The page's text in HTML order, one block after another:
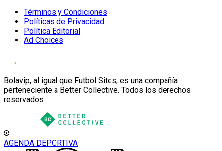
Términos y Condiciones
Políticas de Privacidad
Política Editorial
Ad Choices
Bolavip, al igual que Futbol Sites, es una compañía
perteneciente a Better Collective. Todos los derechos
reservados
AGENDA DEPORTIVA